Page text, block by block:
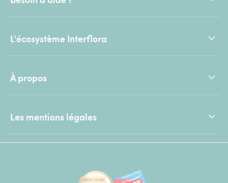
L'écosystème Interflora
À propos
Les mentions légales